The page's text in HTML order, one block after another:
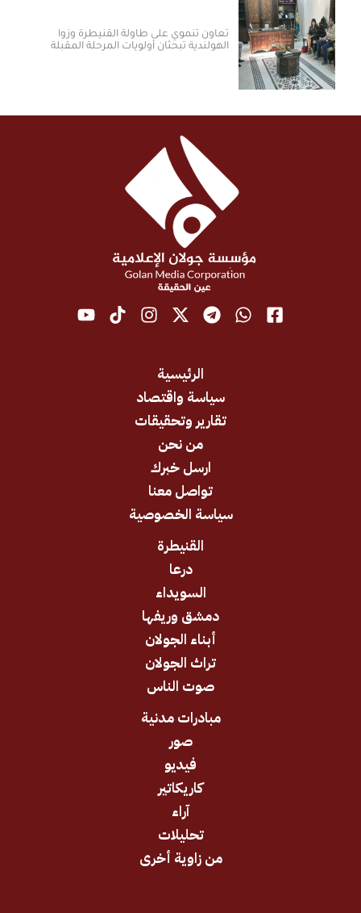
تعاون تنموي على طاولة القنيطرة وزوا
الهولندية تبحثان أولويات المرحلة المقبلة
سياسة واقتصاد
تقارير وتحقيقات
ارسل خبرك
تواصل معنا
سياسة الخصوصية
دمشق وريفها
أبناء الجولان
تراث الجولان
صوت الناس
مبادرات مدنية
من زاوية أخرى